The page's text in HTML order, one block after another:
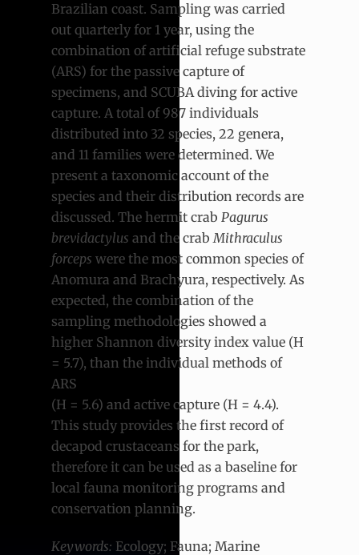
Brazilian coast. Sampling was carried
out quarterly for 1 year, using the
combination of artificial refuge substrate
(ARS) for the passive capture of
specimens, and SCUBA diving for active
capture. A total of 987 individuals
distributed into 32 species, 22 genera,
and 11 families were determined. We
present a taxonomic account of the
species and their distribution records are
discussed. The hermit crab Pagurus
brevidactylus and the crabMithraculus
forceps were the most common species of
Anomura and Brachyura, respectively. As
expected, the combination of the
sampling methodologies showed a
higher Shannon diversity index value (H
= 5.7), than the individual methods of
ARS
(H = 5.6) and active capture (H = 4.4).
This study provides the first record of
decapod crustaceans for the park,
therefore it can be used as a baseline for
local fauna monitoring programs and
conservation planning.
Keywords: Ecology; Fauna; Marine